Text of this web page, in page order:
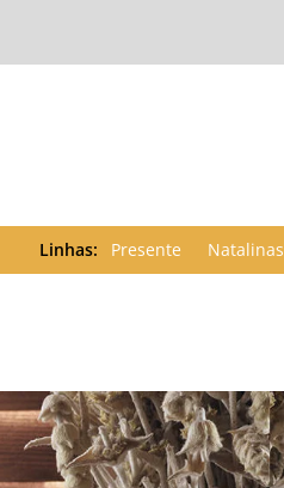
Presente Natalinas